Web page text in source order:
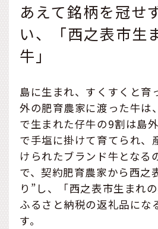
あえて銘柄を冠せ
い、「西之表市生
牛」
島に生まれ、すくすくと育
外の肥育農家に渡った牛は
で生まれた仔牛の9割は島
で手塩に掛けて育てられ、
けられたブランド牛となる
で、契約肥育農家から西之
り”し、「西之表市生まれ
ふるさと納税の返礼品にな
す。